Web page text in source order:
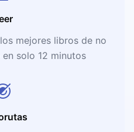
mejores libros de no
solo 12 minutos